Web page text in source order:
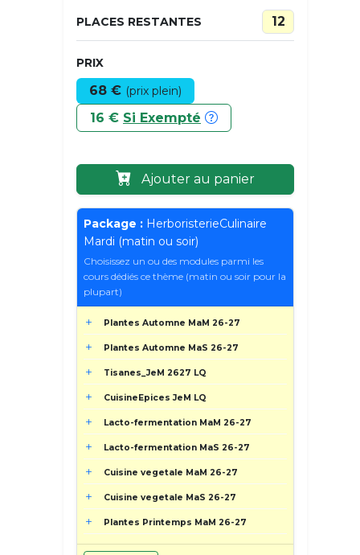
PLACES RESTANTES 12
PRIX
68 € (prix plein)
16 € Si Exempté
Ajouter au panier
Package : HerboristerieCulinaire
Mardi (matin ou soir)
Choisissez un ou des modules parmi les
cours dédiés ce thème (matin ou soir pour la
plupart)
Plantes Automne MaM 26-27
Plantes Automne MaS 26-27
Tisanes_JeM 2627 LQ
CuisineEpices JeM LQ
Lacto-fermentation MaM 26-27
Lacto-fermentation MaS 26-27
Cuisine vegetale MaM 26-27
Cuisine vegetale MaS 26-27
Plantes Printemps MaM 26-27